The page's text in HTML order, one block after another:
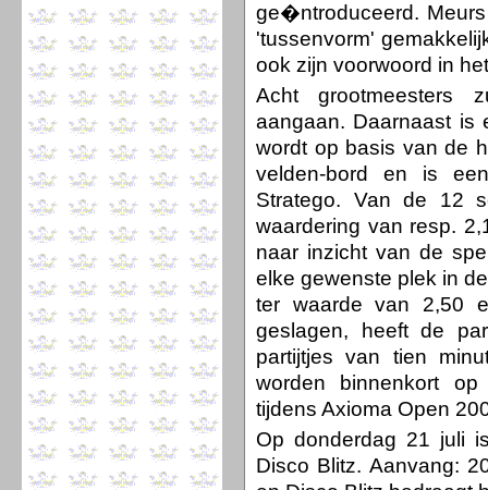
ge�ntroduceerd.
'tussenvorm'
ook zijn voorwoord in
Acht grootmeesters
aangaan. Daarnaast is
wordt op basis van de
velden-bord en is
Stratego. Van de 12
waardering van resp.
naar inzicht van de
elke gewenste plek in
ter waarde van 2,50
geslagen, heeft de
partijtjes van tien
worden binnenkort
tijdens Axioma Open
Op donderdag 21 juli
Disco Blitz. Aanvang: